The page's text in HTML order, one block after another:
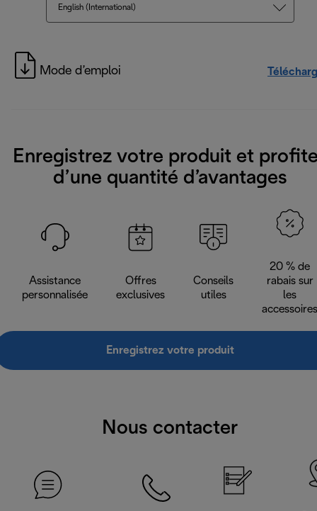
English (International)
Mode d’emploi
Enregistrez votre produit et
d’une quantité d’avantages
Assistance
personnalisée
Offres
exclusives
Conseils
utiles
20 % de
rabais sur
les
accessoires
Enregistrez votre produit
Nous contacter